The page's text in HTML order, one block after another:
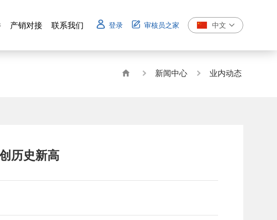
产销对接 联系我们 登录 审核员之家 中文
新闻中心 业内动态
历史新高